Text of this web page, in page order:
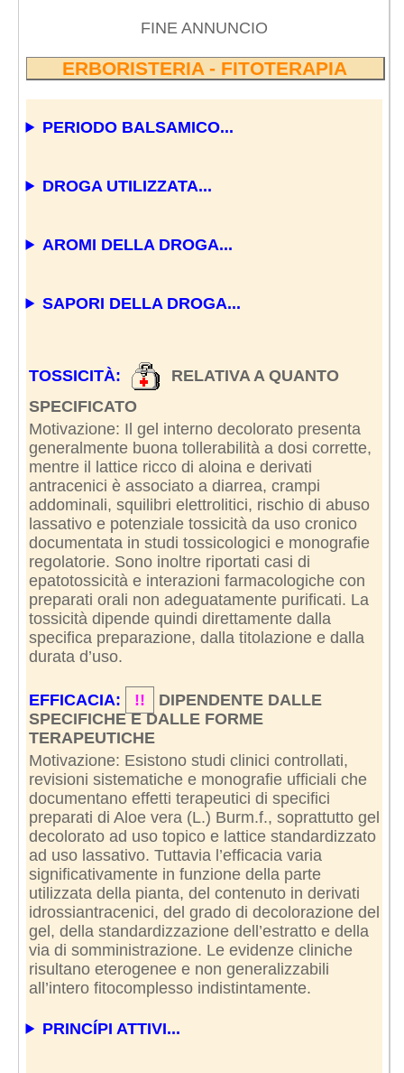
FINE ANNUNCIO
ERBORISTERIA - FITOTERAPIA
PERIODO BALSAMICO...
DROGA UTILIZZATA...
AROMI DELLA DROGA...
SAPORI DELLA DROGA...
TOSSICITÀ:
RELATIVA A QUANTO
SPECIFICATO
Motivazione: Il gel interno decolorato presenta
generalmente buona tollerabilità a dosi corrette,
mentre il lattice ricco di aloina e derivati
antracenici è associato a diarrea, crampi
addominali, squilibri elettrolitici, rischio di abuso
lassativo e potenziale tossicità da uso cronico
documentata in studi tossicologici e monografie
regolatorie. Sono inoltre riportati casi di
epatotossicità e interazioni farmacologiche con
preparati orali non adeguatamente purificati. La
tossicità dipende quindi direttamente dalla
specifica preparazione, dalla titolazione e dalla
durata d’uso.
EFFICACIA: !!
DIPENDENTE DALLE
SPECIFICHE E DALLE FORME
TERAPEUTICHE
Motivazione: Esistono studi clinici controllati,
revisioni sistematiche e monografie ufficiali che
documentano effetti terapeutici di specifici
preparati di Aloe vera (L.) Burm.f., soprattutto gel
decolorato ad uso topico e lattice standardizzato
ad uso lassativo. Tuttavia l’efficacia varia
significativamente in funzione della parte
utilizzata della pianta, del contenuto in derivati
idrossiantracenici, del grado di decolorazione del
gel, della standardizzazione dell’estratto e della
via di somministrazione. Le evidenze cliniche
risultano eterogenee e non generalizzabili
all’intero fitocomplesso indistintamente.
PRINCÍPI ATTIVI...